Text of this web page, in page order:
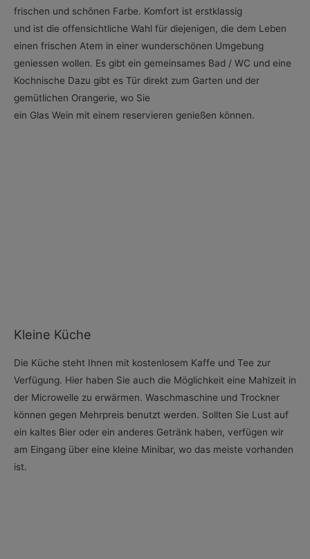
frischen und schönen Farbe. Komfort ist erstklassig
und ist die offensichtliche Wahl für diejenigen, die dem Leben
einen frischen Atem in einer wunderschönen Umgebung
geniessen wollen. Es gibt ein gemeinsames Bad / WC und eine
Kochnische Dazu gibt es Tür direkt zum Garten und der
gemütlichen Orangerie, wo Sie
ein Glas Wein mit einem reservieren genießen können.
Kleine Küche
Die Küche steht Ihnen mit kostenlosem Kaffe und Tee zur
Verfügung. Hier haben Sie auch die Möglichkeit eine Mahlzeit in
der Microwelle zu erwärmen. Waschmaschine und Trockner
können gegen Mehrpreis benutzt werden. Sollten Sie Lust auf
ein kaltes Bier oder ein anderes Getränk haben, verfügen wir
am Eingang über eine kleine Minibar, wo das meiste vorhanden
ist.